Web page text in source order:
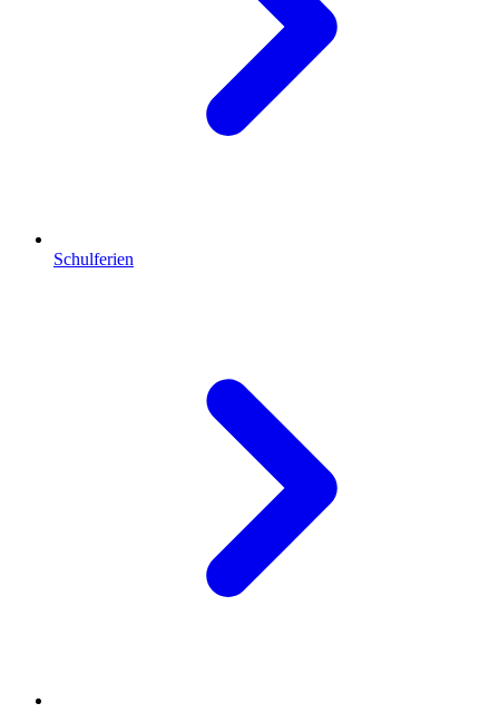
Schulferien